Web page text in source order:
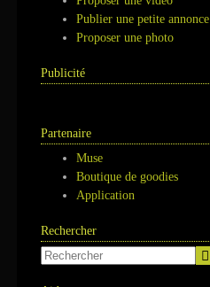
Publier une petite annonce
Proposer une photo
Publicité
Partenaire
Muse
Boutique de goodies
Application
Rechercher